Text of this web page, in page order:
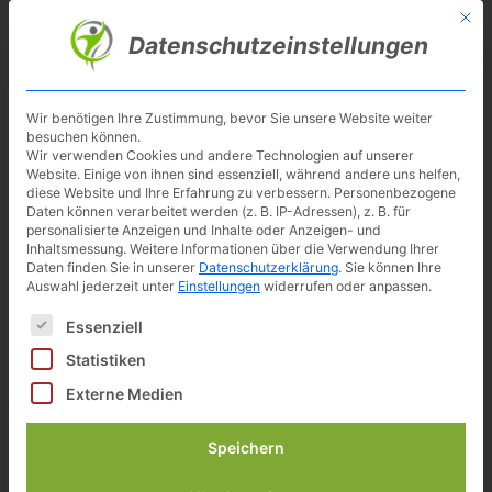
Skip
Besuche meinen Youtube-Kanal ▶︎
Desk-Bikes im Büro und
Homeoffice
Mit
Datenschutzeinstellungen
Wir benötigen Ihre Zustimmung, bevor Sie unsere Website weiter
besuchen können.
Wir verwenden Cookies und andere Technologien auf unserer
Website. Einige von ihnen sind essenziell, während andere uns helfen,
diese Website und Ihre Erfahrung zu verbessern. Personenbezogene
Daten können verarbeitet werden (z. B. IP-Adressen), z. B. für
personalisierte Anzeigen und Inhalte oder Anzeigen- und
Inhaltsmessung. Weitere Informationen über die Verwendung Ihrer
Daten finden Sie in unserer Datenschutzerklärung. Sie können Ihre
Auswahl jederzeit unter Einstellungen widerrufen oder anpassen.
Es folgt eine Liste der Service-Gruppen, für die eine
Essenziell
Statistiken
Externe Medien
Speichern